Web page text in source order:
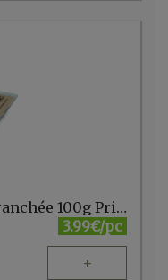
Guanciale en lamelle prétranchée 100g Primavera
3.99€/pc
+